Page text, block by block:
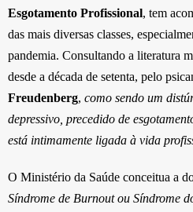
Esgotamento Profissional, tem
das mais diversas classes,
pandemia. Consultando a literatura
desde a década de setenta, pelo
Freudenberg, como sendo um
depressivo, precedido de
está intimamente ligada à vida
O Ministério da Saúde conceitua a
Síndrome de Burnout ou Síndrome